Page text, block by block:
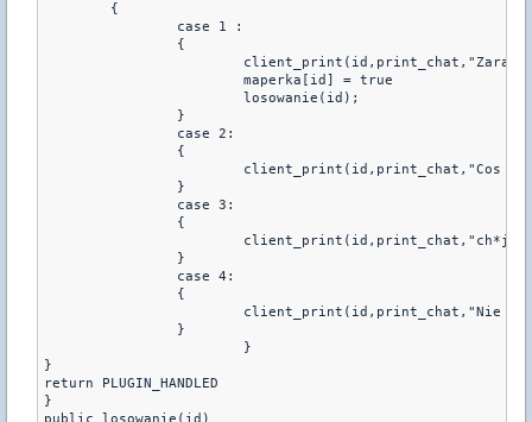
}
return PLUGIN_HANDLED
}
public losowanie(id)